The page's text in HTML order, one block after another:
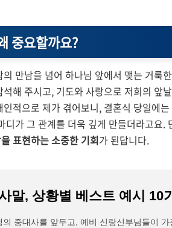
중요할까요?
만남을 넘어 하나님 앞에서 맺는 거룩
해 주시고, 기도와 사랑으로 저희의 앞
적으로 제가 겪어보니, 결혼식 당일에
가 그 관계를 더욱 깊게 만들더라고요.
표현하는 소중한 기회가 된답니다.
의 중대사를 앞두고, 예비 신랑신부님들이